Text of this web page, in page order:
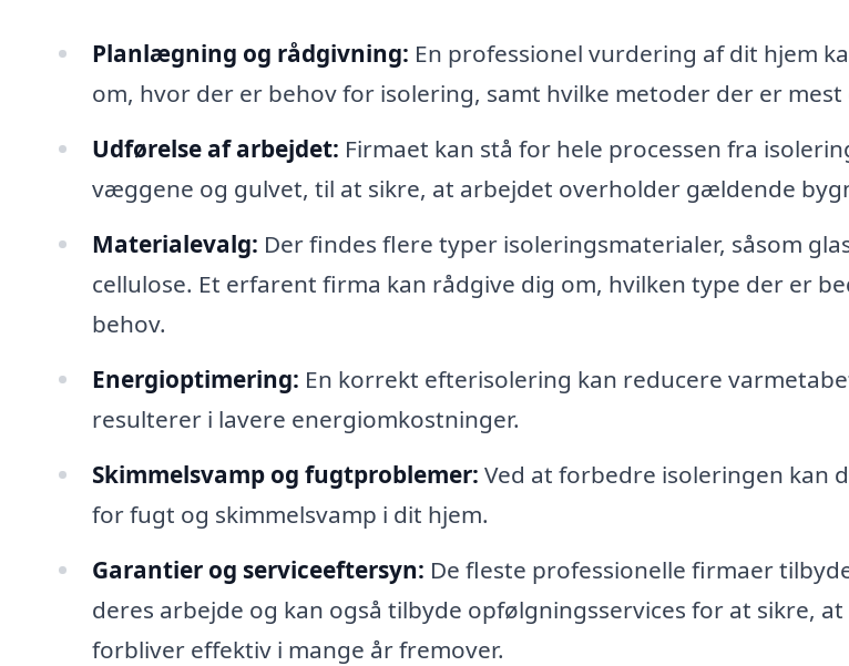
Planlægning og rådgivning: En professionel vurdering af dit hjem
om, hvor der er behov for isolering, samt hvilke metoder der er mest
Udførelse af arbejdet: Firmaet kan stå for hele processen fra
væggene og gulvet, til at sikre, at arbejdet overholder gældende
Materialevalg: Der findes flere typer isoleringsmaterialer, såsom
cellulose. Et erfarent firma kan rådgive dig om, hvilken type der er
behov.
Energioptimering: En korrekt efterisolering kan reducere
resulterer i lavere energiomkostninger.
Skimmelsvamp og fugtproblemer: Ved at forbedre isoleringen kan
for fugt og skimmelsvamp i dit hjem.
Garantier og serviceeftersyn: De fleste professionelle firmaer
deres arbejde og kan også tilbyde opfølgningsservices for at sikre,
forbliver effektiv i mange år fremover.